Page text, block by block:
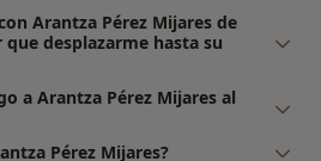
Arantza Pérez Mijares de
desplazarme hasta su
a Arantza Pérez Mijares al
Pérez Mijares?